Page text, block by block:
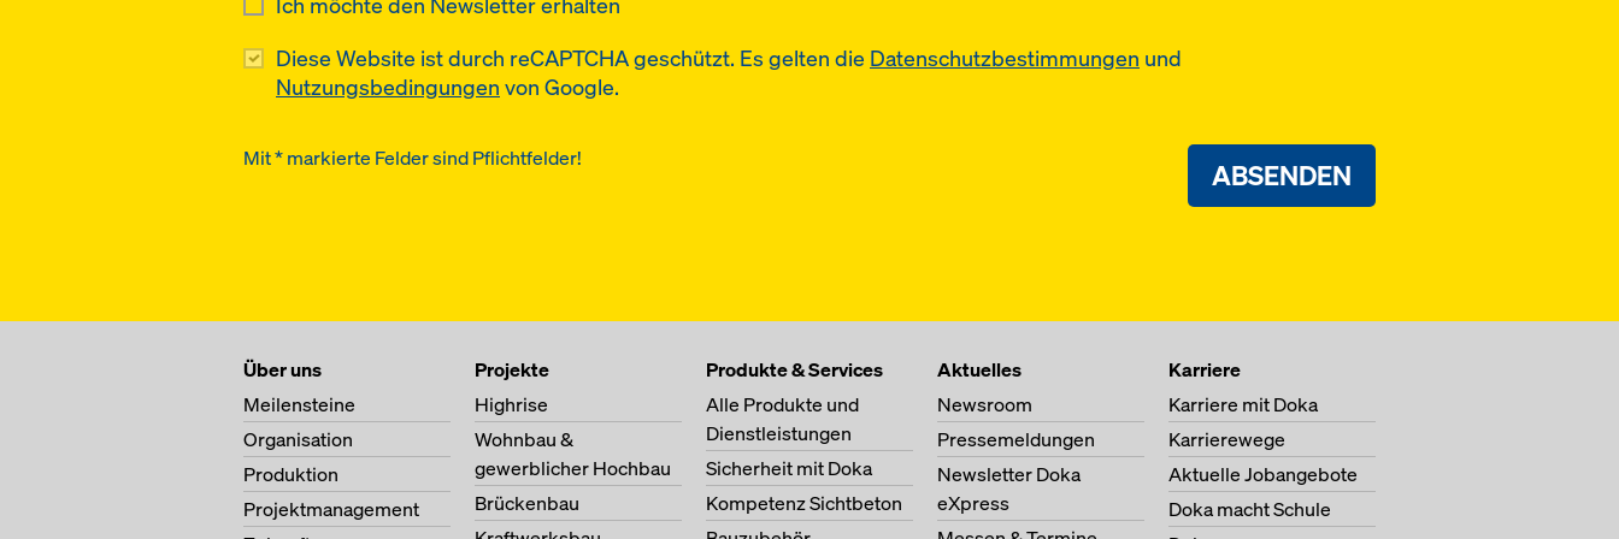
Ich möchte den Newsletter erhalten
Diese Website ist durch reCAPTCHA geschützt. Es gelten die Datenschutzbestimmungen und
Nutzungsbedingungen von Google.
ABSENDEN
Mit * markierte Felder sind Pflichtfelder!
Über uns
Meilensteine
Organisation
Produktion
Projektmanagement
Projekte
Highrise
Wohnbau &
gewerblicher Hochbau
Brückenbau
Produkte & Services
Alle Produkte und
Dienstleistungen
Sicherheit mit Doka
Kompetenz Sichtbeton
Aktuelles
Newsroom
Pressemeldungen
Newsletter Doka
eXpress
Karriere
Karriere mit Doka
Karrierewege
Aktuelle Jobangebote
Doka macht Schule